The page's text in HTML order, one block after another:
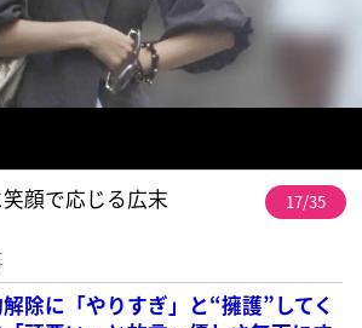
顔で応じる広末 17/35
除に「やりすぎ」と“擁護”してく